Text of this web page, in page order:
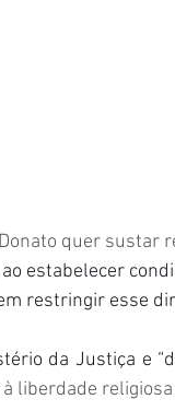
quer sustar
estabelecer
restringir esse
da Justiça e
liberdade